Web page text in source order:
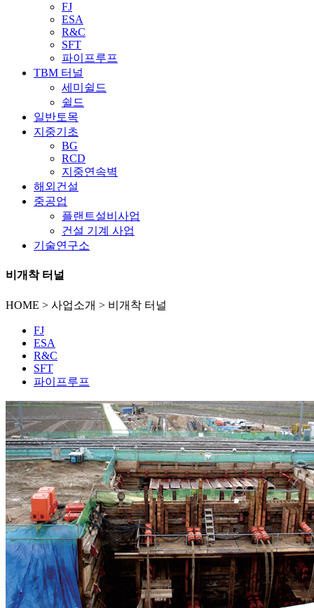
FJ
ESA
R&C
SFT
파이프루프
TBM 터널
세미쉴드
쉴드
일반토목
지중기초
BG
RCD
지중연속벽
해외건설
중공업
플랜트설비사업
건설 기계 사업
기술연구소
비개착 터널
HOME > 사업소개 > 비개착 터널
FJ
ESA
R&C
SFT
파이프루프